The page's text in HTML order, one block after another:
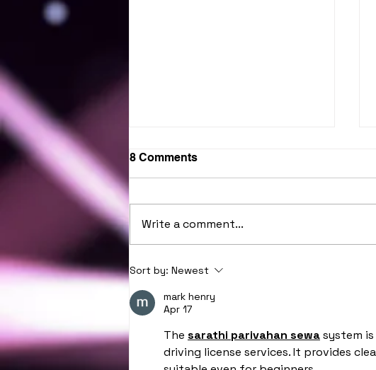
JFIN Chain ขยายการใช้งาน
บล็อกเชน ยกระดับความ
ปลอดภัย จับมือ Kryptodian ผู้
ให้บริการรับฝากสินทรัพย์ดิจิทัล
ในแบบ Digital Asset
8 Comments
Write a comment...
Sort by: Newest
mark henry
Apr 17
The sarathi parivahan sewa system
driving license services. It provides